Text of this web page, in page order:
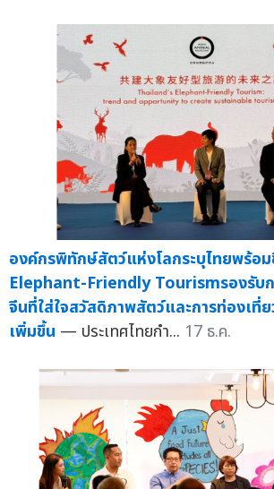
องค์กรพิทักษ์สัตว์แห่งโลกระบุไทยพร้อ
Elephant-Friendly Tourismรองรับ
จีนที่ใส่ใจสวัสดิภาพสัตว์และการท่องเที่ย
เพิ่มขึ้น — ประเทศไทยกำ... 17 ธ.ค.